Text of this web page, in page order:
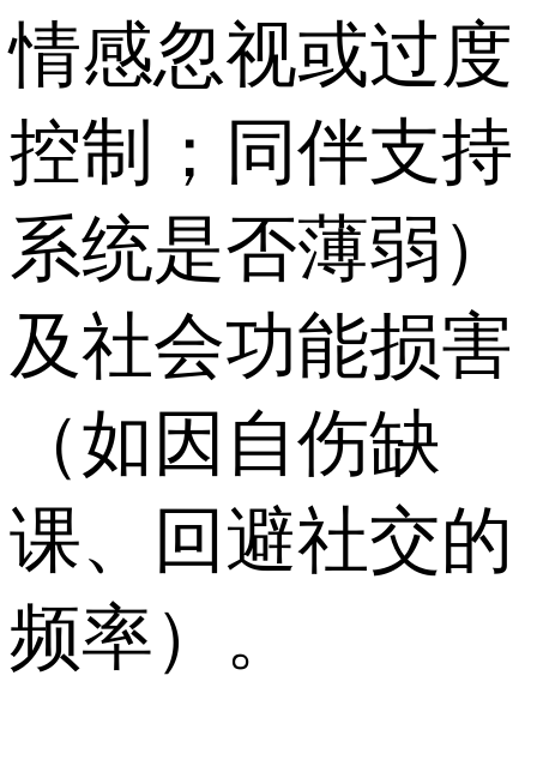
情感忽视或过度
控制；同伴支持
系统是否薄弱）
及社会功能损害
（如因自伤缺
课、回避社交的
频率）。